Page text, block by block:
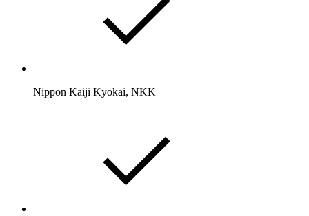
Nippon Kaiji Kyokai, NKK